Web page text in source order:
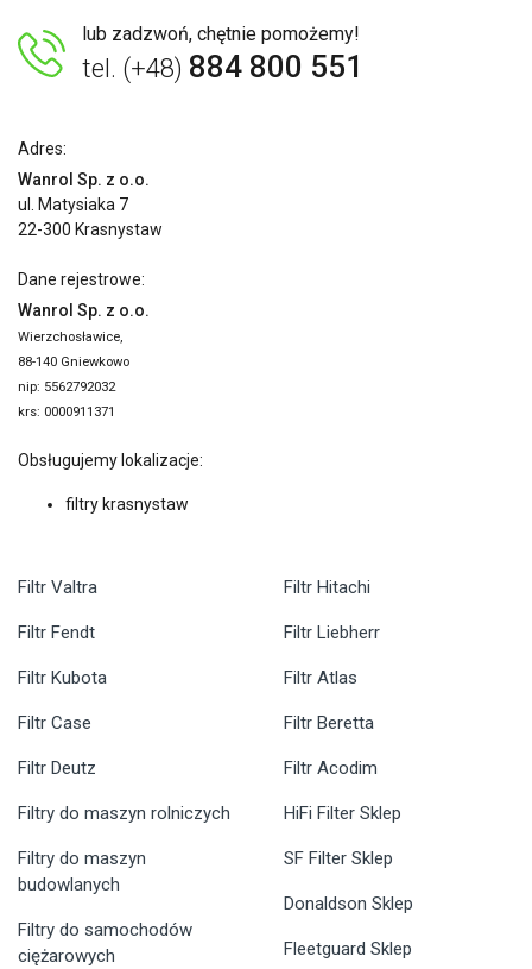
lub zadzwoń, chętnie pomożemy!
tel. (+48) 884 800 551
Adres:
Wanrol Sp. z o.o.
ul. Matysiaka 7
22-300 Krasnystaw
Dane rejestrowe:
Wanrol Sp. z o.o.
Wierzchosławice,
88-140 Gniewkowo
nip: 5562792032
krs: 0000911371
Obsługujemy lokalizacje:
filtry krasnystaw
Filtr Valtra
Filtr Fendt
Filtr Kubota
Filtr Case
Filtr Deutz
Filtr Hitachi
Filtr Liebherr
Filtr Atlas
Filtr Beretta
Filtr Acodim
Filtry do maszyn rolniczych
Filtry do maszyn
budowlanych
Filtry do samochodów
ciężarowych
HiFi Filter Sklep
SF Filter Sklep
Donaldson Sklep
Fleetguard Sklep